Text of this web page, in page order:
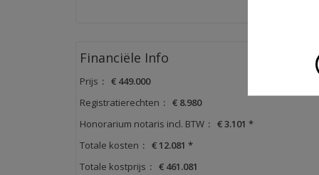
Financiële Info
Prijs : € 449.000
Registratierechten : € 8.980
Honorarium notaris incl. BTW : € 3.101 *
Totale kosten : € 12.081 *
Totale kostprijs : € 461.081